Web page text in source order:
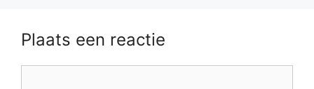
Plaats een reactie